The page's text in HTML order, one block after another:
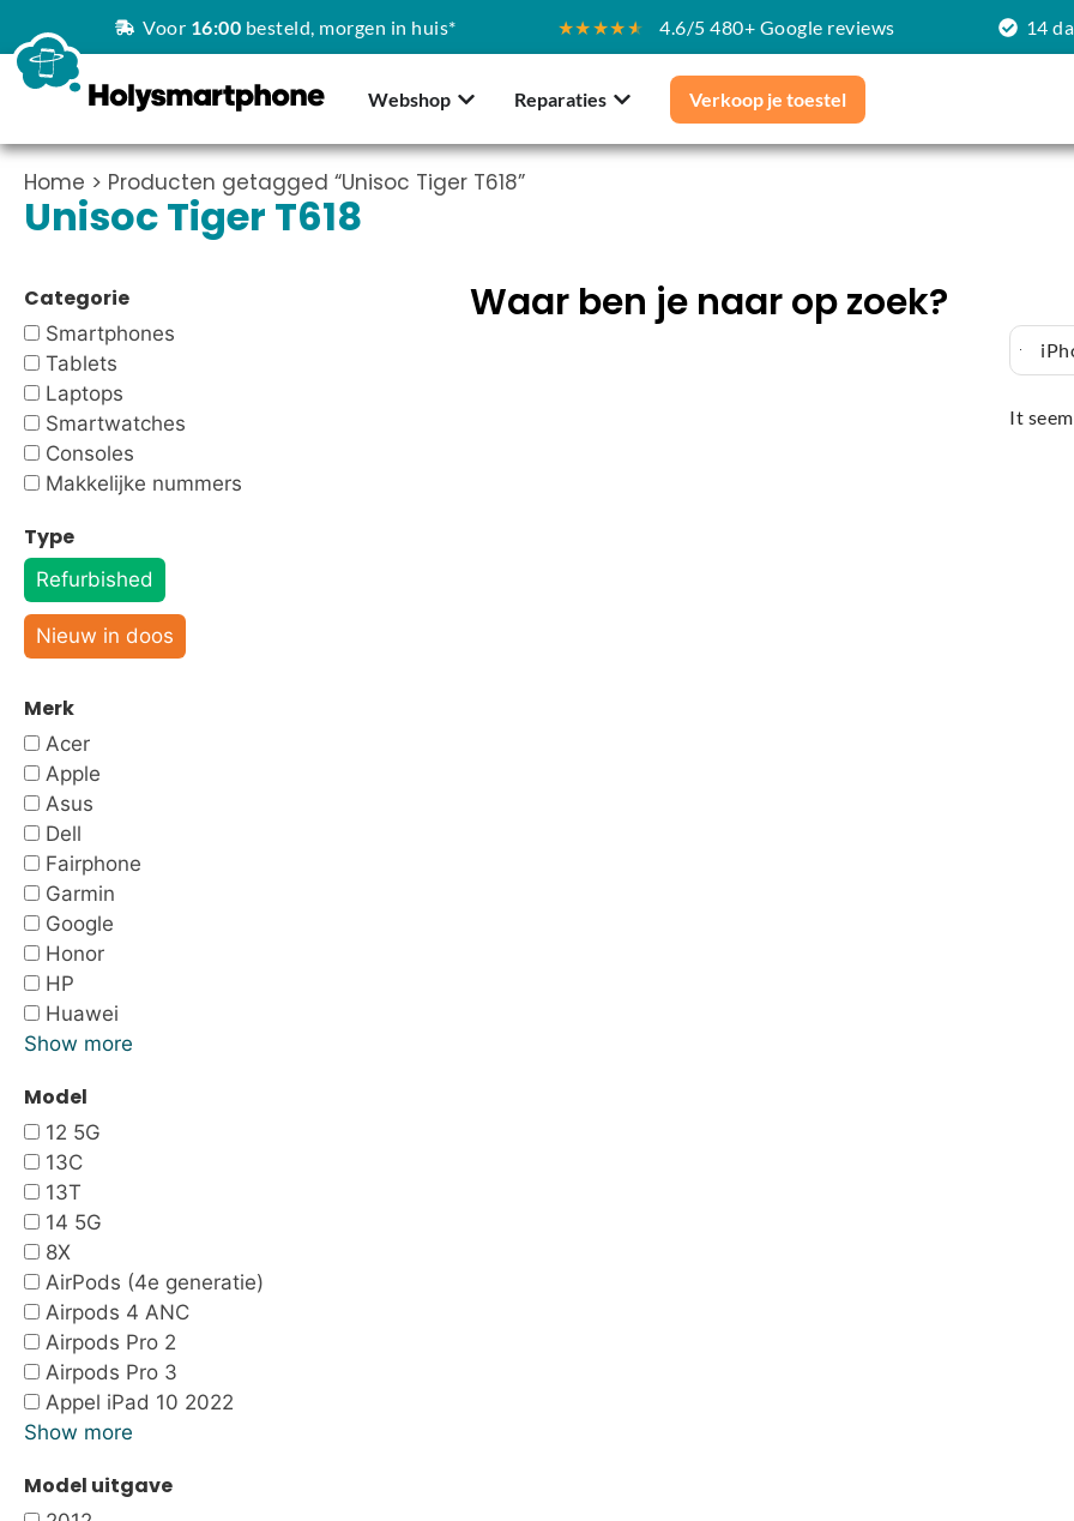
Voor 16:00 besteld, morgen in huis* ★★★★★ 4.6/5 480+ Google reviews 14
Webshop Reparaties Verkoop je toestel
Home > Producten getagged “Unisoc Tiger T618”
Unisoc Tiger T618
Categorie
Smartphones
Tablets
Laptops
Smartwatches
Consoles
Makkelijke nummers
Type
Refurbished
Nieuw in doos
Merk
Acer
Apple
Asus
Dell
Fairphone
Garmin
Google
Honor
HP
Huawei
Show more
Model
12 5G
13C
13T
14 5G
8X
AirPods (4e generatie)
Airpods 4 ANC
Airpods Pro 2
Airpods Pro 3
Appel iPad 10 2022
Show more
Model uitgave
Waar ben je naar op zoek?
It